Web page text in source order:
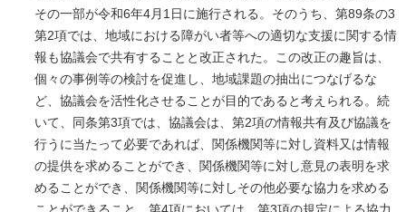
その一部が令和6年4月1日に施行される。そのうち、第89条の3
第2項では、地域における障がい者等への適切な支援に関する情
報も協議会で共有することと改正された。この改正の趣旨は、
個々の事例等の検討を促進し、地域課題の抽出につなげるな
ど、協議会を活性化させることが目的であると考えられる。続
いて、同条第3項では、協議会は、第2項の情報共有及び協議を
行うに当たって必要であれば、関係機関等に対し資料又は情報
の提供を求めることができ、関係機関等に対し意見の表明を求
めることができ、関係機関等に対しその他必要な協力を求める